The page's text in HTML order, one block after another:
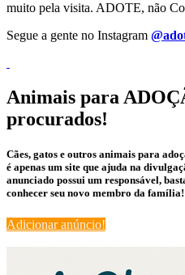
muito pela visita. ADOTE, não
Segue a gente no Instagram
Animais para
procurados!
Cães, gatos e outros animais para
é apenas um site que ajuda na
anunciado possui um responsável,
conhecer seu novo membro da
Adicionar anúncio!